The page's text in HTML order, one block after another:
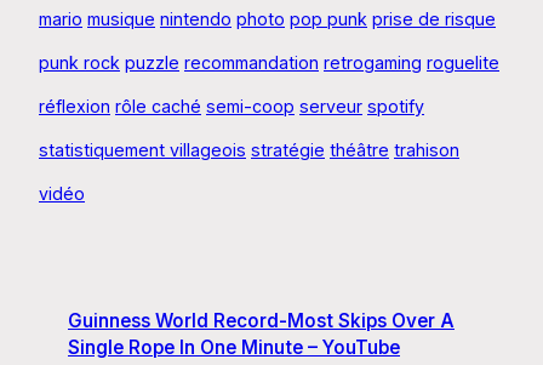
mario musique nintendo photo pop punk prise de risque
punk rock puzzle recommandation retrogaming roguelite
réflexion rôle caché semi-coop serveur spotify
statistiquement villageois stratégie théâtre trahison
vidéo
Guinness World Record-Most Skips Over A
Single Rope In One Minute – YouTube